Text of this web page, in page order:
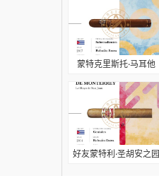
蒙特克里斯托·马耳他
好友蒙特利·圣胡安之园